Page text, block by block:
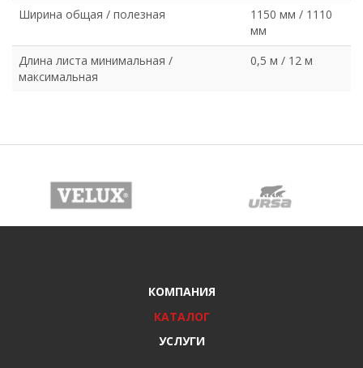
Ширина общая / полезная
1150 мм / 1110
мм
Длина листа минимальная /
максимальная
0,5 м / 12 м
КОМПАНИЯ
КАТАЛОГ
УСЛУГИ